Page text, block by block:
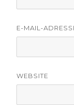
E-MAIL-
WEBSITE